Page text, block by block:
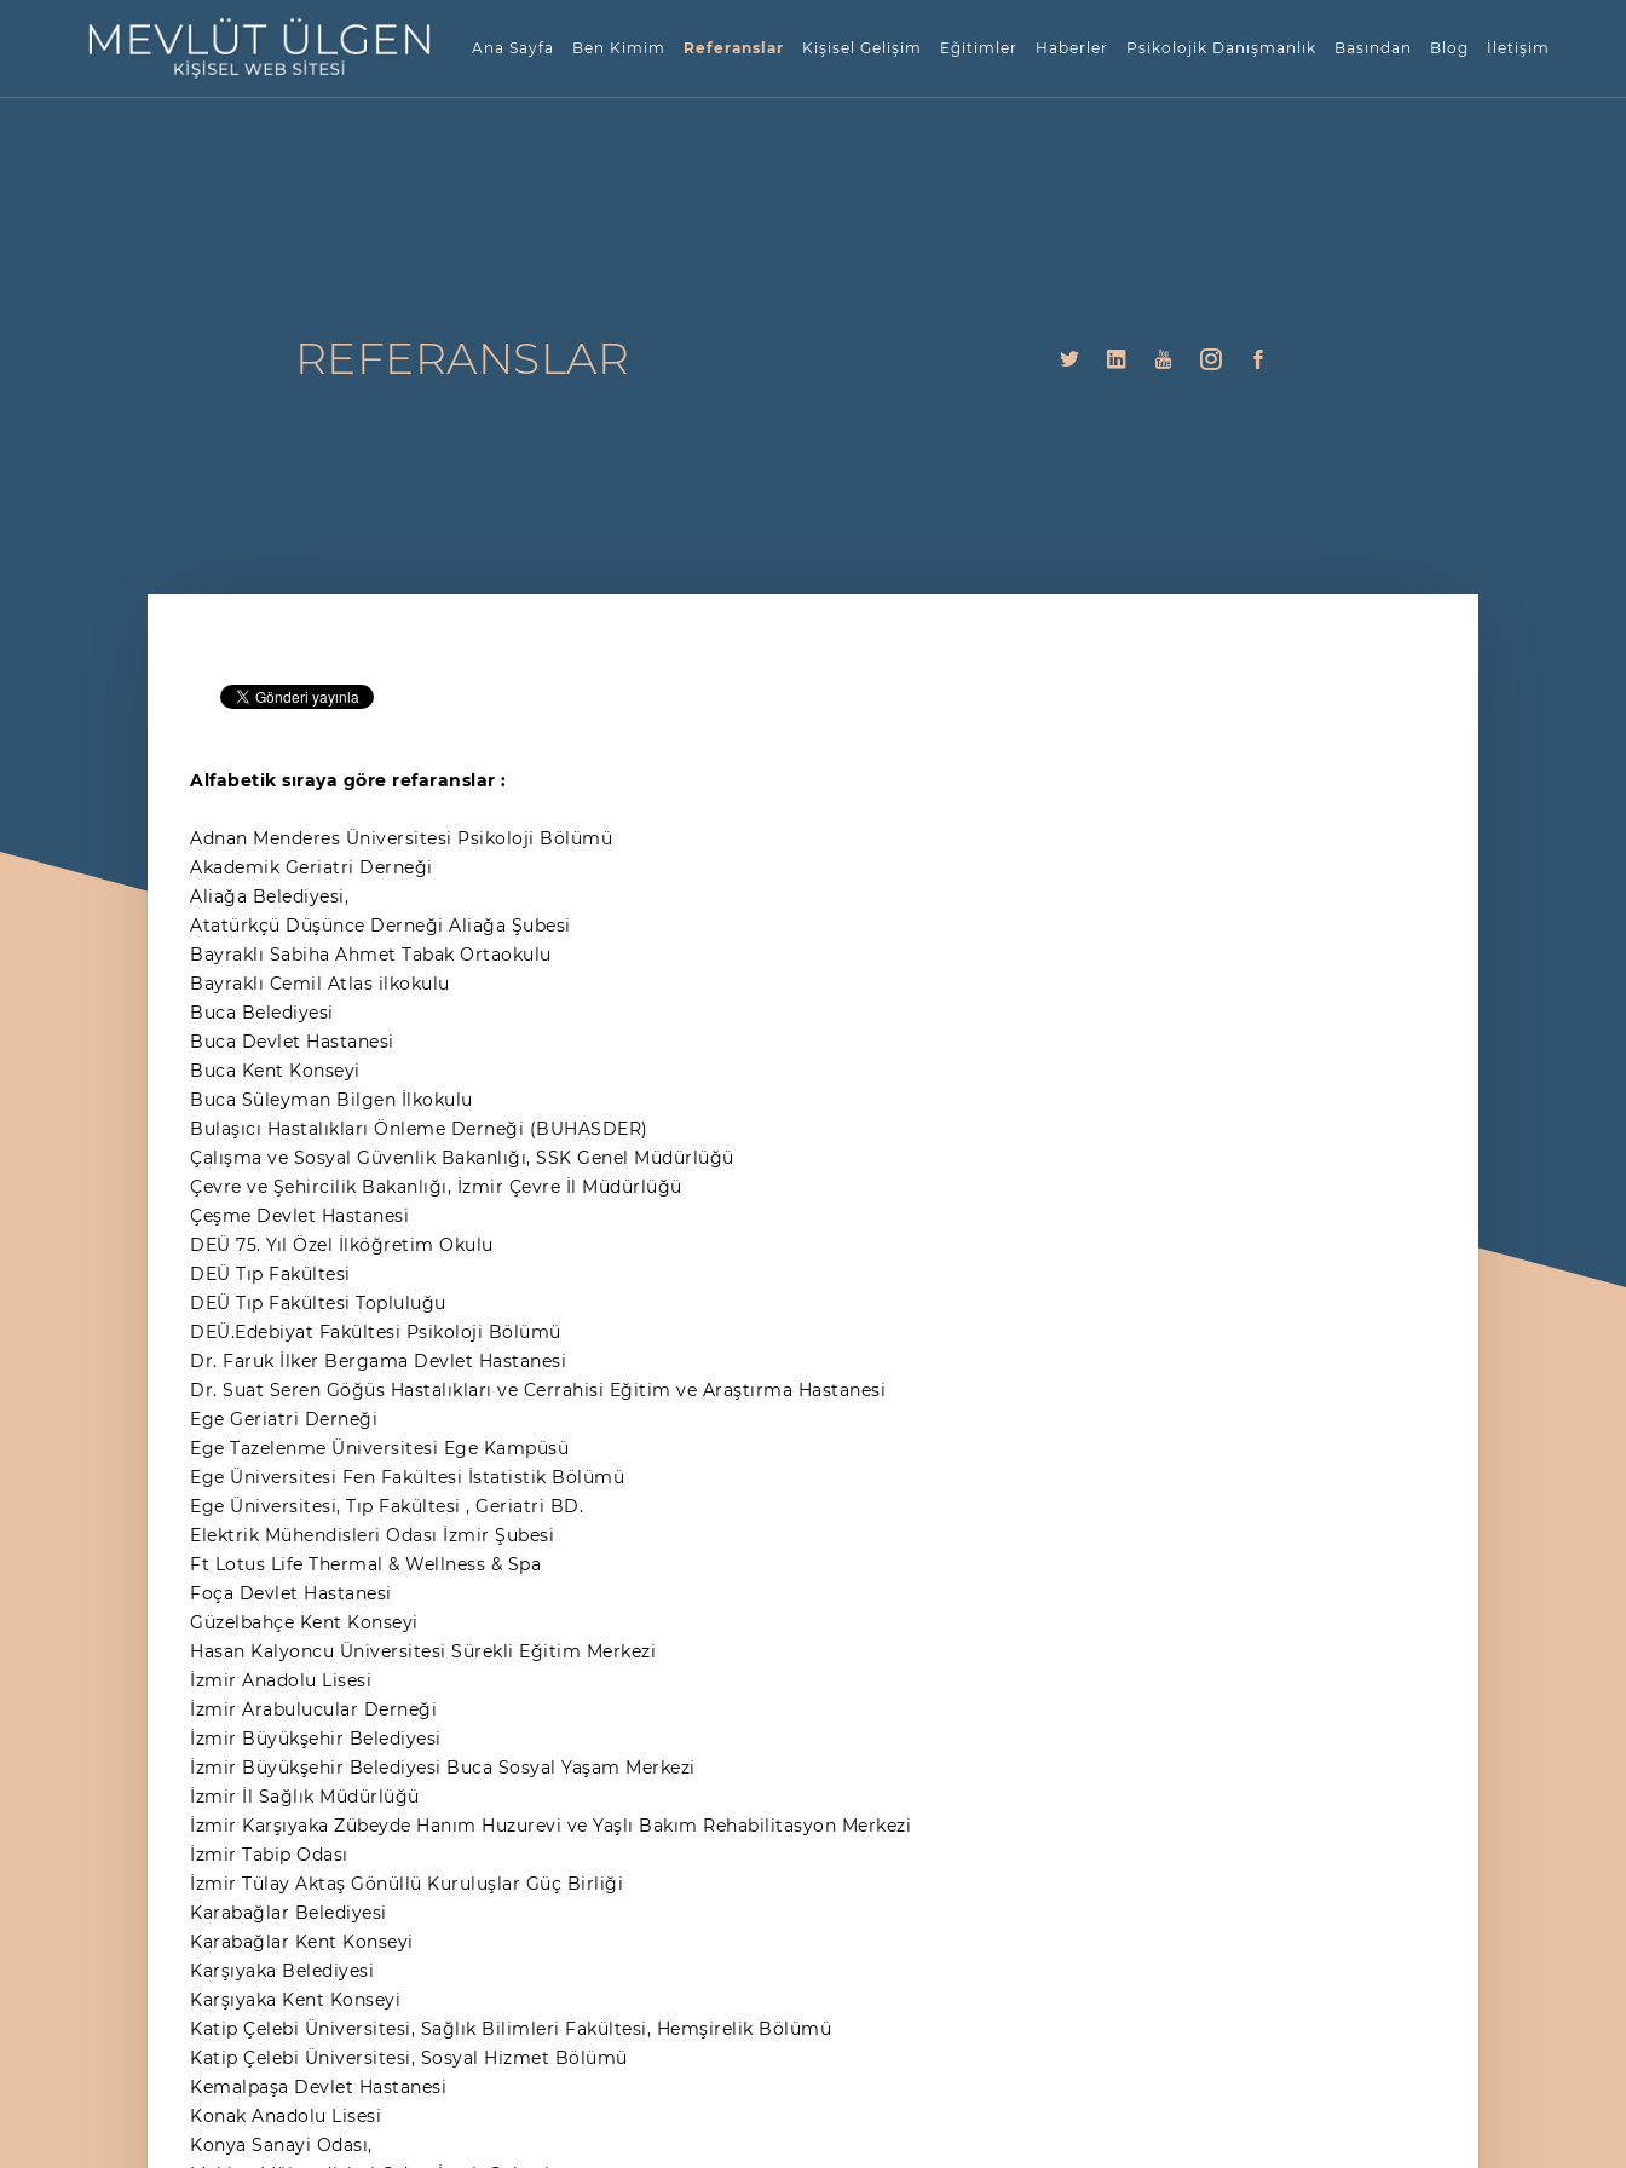
Ana Sayfa Ben Kimim Referanslar Kişisel Gelişim Eğitimler Haberler Psikolojik Danışmanlık Basından Blog İletişim
REFERANSLAR
Alfabetik sıraya göre refaranslar :
Adnan Menderes Üniversitesi Psikoloji Bölümü
Akademik Geriatri Derneği
Aliağa Belediyesi,
Atatürkçü Düşünce Derneği Aliağa Şubesi
Bayraklı Sabiha Ahmet Tabak Ortaokulu
Bayraklı Cemil Atlas ilkokulu
Buca Belediyesi
Buca Devlet Hastanesi
Buca Kent Konseyi
Buca Süleyman Bilgen İlkokulu
Bulaşıcı Hastalıkları Önleme Derneği (BUHASDER)
Çalışma ve Sosyal Güvenlik Bakanlığı, SSK Genel Müdürlüğü
Çevre ve Şehircilik Bakanlığı, İzmir Çevre İl Müdürlüğü
Çeşme Devlet Hastanesi
DEÜ 75. Yıl Özel İlköğretim Okulu
DEÜ Tıp Fakültesi
DEÜ Tıp Fakültesi Topluluğu
DEÜ.Edebiyat Fakültesi Psikoloji Bölümü
Dr. Faruk İlker Bergama Devlet Hastanesi
Dr. Suat Seren Göğüs Hastalıkları ve Cerrahisi Eğitim ve Araştırma Hastanesi
Ege Geriatri Derneği
Ege Tazelenme Üniversitesi Ege Kampüsü
Ege Üniversitesi Fen Fakültesi İstatistik Bölümü
Ege Üniversitesi, Tıp Fakültesi , Geriatri BD.
Elektrik Mühendisleri Odası İzmir Şubesi
Ft Lotus Life Thermal & Wellness & Spa
Foça Devlet Hastanesi
Güzelbahçe Kent Konseyi
Hasan Kalyoncu Üniversitesi Sürekli Eğitim Merkezi
İzmir Anadolu Lisesi
İzmir Arabulucular Derneği
İzmir Büyükşehir Belediyesi
İzmir Büyükşehir Belediyesi Buca Sosyal Yaşam Merkezi
İzmir İl Sağlık Müdürlüğü
İzmir Karşıyaka Zübeyde Hanım Huzurevi ve Yaşlı Bakım Rehabilitasyon Merkezi
İzmir Tabip Odası
İzmir Tülay Aktaş Gönüllü Kuruluşlar Güç Birliği
Karabağlar Belediyesi
Karabağlar Kent Konseyi
Karşıyaka Belediyesi
Karşıyaka Kent Konseyi
Katip Çelebi Üniversitesi, Sağlık Bilimleri Fakültesi, Hemşirelik Bölümü
Katip Çelebi Üniversitesi, Sosyal Hizmet Bölümü
Kemalpaşa Devlet Hastanesi
Konak Anadolu Lisesi
Konya Sanayi Odası,